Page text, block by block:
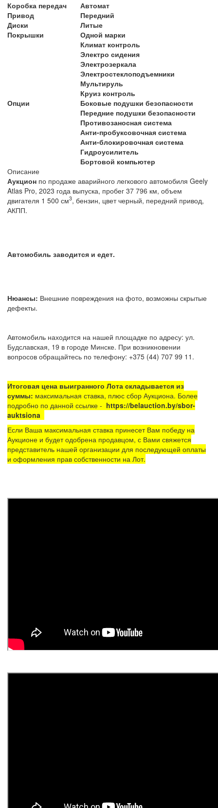
Коробка передач
Автомат
Привод
Передний
Диски
Литые
Покрышки
Одной марки
Опции
Климат контроль
Электро сидения
Электрозеркала
Электростеклоподъемники
Мультируль
Круиз контроль
Боковые подушки безопасности
Передние подушки безопасности
Противозаносная система
Анти-пробуксовочная система
Анти-блокировочная система
Гидроусилитель
Бортовой компьютер
Описание
Аукцион по продаже аварийного легкового автомобиля Geely
Atlas Pro, 2023 года выпуска, пробег 37 796 км, объем
двигателя 1 500 см3, бензин, цвет черный, передний привод,
АКПП.
Автомобиль заводится и едет.
Нюансы: Внешние повреждения на фото, возможны скрытые
дефекты.
Автомобиль находится на нашей площадке по адресу: ул.
Будславская, 19 в городе Минске. При возникновении
вопросов обращайтесь по телефону: +375 (44) 707 99 11.
Итоговая цена выигранного Лота складывается из
суммы: максимальная ставка, плюс сбор Аукциона. Более
подробно по данной ссылке - https://belauction.by/sbor-
auktsiona
Если Ваша максимальная ставка принесет Вам победу на
Аукционе и будет одобрена продавцом, с Вами свяжется
представитель нашей организации для последующей оплаты
и оформления прав собственности на Лот.